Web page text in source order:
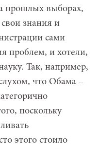
прошлых выборах,
знания и
сами
проблем, и хотели,
Так, например,
что Обама –
поскольку
этого стоило